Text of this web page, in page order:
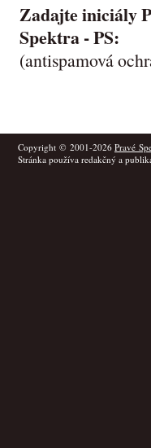
Zadajte iniciály
Spektra -PS:
(antispamová
Copyright © 2001-2026 Pravé
Stránka používa redakčný a